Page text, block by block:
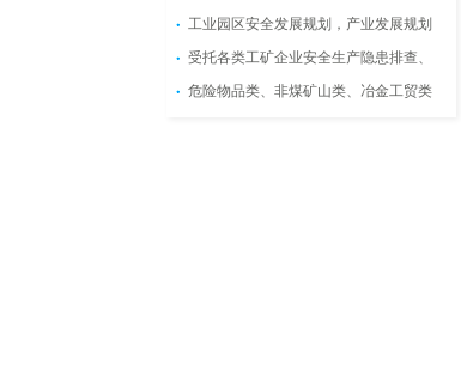
工业园区安全发展规划，产业发展规划
受托各类工矿企业安全生产隐患排查、
危险物品类、非煤矿山类、冶金工贸类